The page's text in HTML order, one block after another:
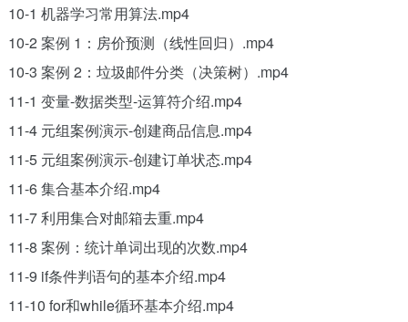
10-1 机器学习常用算法.mp4
10-2 案例 1：房价预测（线性回归）.mp4
10-3 案例 2：垃圾邮件分类（决策树）.mp4
11-1 变量-数据类型-运算符介绍.mp4
11-4 元组案例演示-创建商品信息.mp4
11-5 元组案例演示-创建订单状态.mp4
11-6 集合基本介绍.mp4
11-7 利用集合对邮箱去重.mp4
11-8 案例：统计单词出现的次数.mp4
11-9 if条件判语句的基本介绍.mp4
11-10 for和while循环基本介绍.mp4